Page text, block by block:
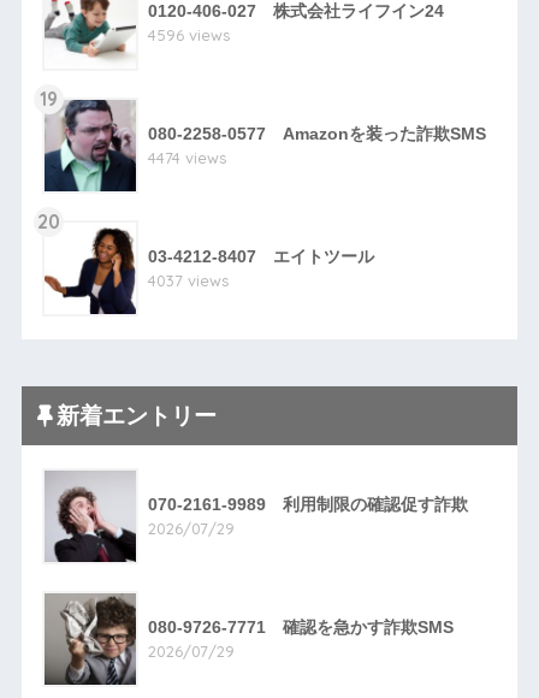
0120-406-027 株式会社ライフイン24
4596 views
19
080-2258-0577 Amazonを装った詐欺SMS
4474 views
20
03-4212-8407 エイトツール
4037 views
新着エントリー
070-2161-9989 利用制限の確認促す詐欺
2026/07/29
080-9726-7771 確認を急かす詐欺SMS
2026/07/29